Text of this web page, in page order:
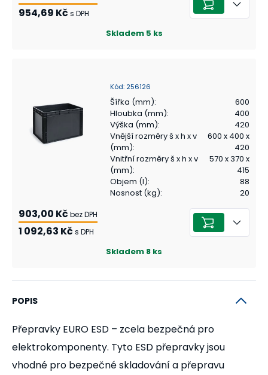
954,69 Kč s DPH
Skladem 5 ks
Kód: 256126
Šířka (mm):
600
Hloubka (mm):
400
Výška (mm):
420
Vnější rozměry š x h x v
(mm):
600 x 400 x
420
Vnitřní rozměry š x h x v
(mm):
570 x 370 x
415
Objem (l):
88
Nosnost (kg): 20
903,00 Kč bez DPH
1 092,63 Kč s DPH
Skladem 8 ks
POPIS
Přepravky EURO ESD – zcela bezpečná pro
elektrokomponenty. Tyto ESD přepravky jsou
vhodné pro bezpečné skladování a přepravu